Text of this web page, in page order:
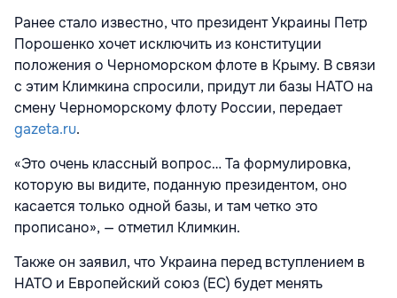
Ранее стало известно, что президент Украины Петр
Порошенко хочет исключить из конституции
положения о Черноморском флоте в Крыму. В связи
с этим Климкина спросили, придут ли базы НАТО на
смену Черноморскому флоту России, передает
gazeta.ru.
«Это очень классный вопрос… Та формулировка,
которую вы видите, поданную президентом, оно
касается только одной базы, и там четко это
прописано», — отметил Климкин.
Также он заявил, что Украина перед вступлением в
НАТО и Европейский союз (ЕС) будет менять